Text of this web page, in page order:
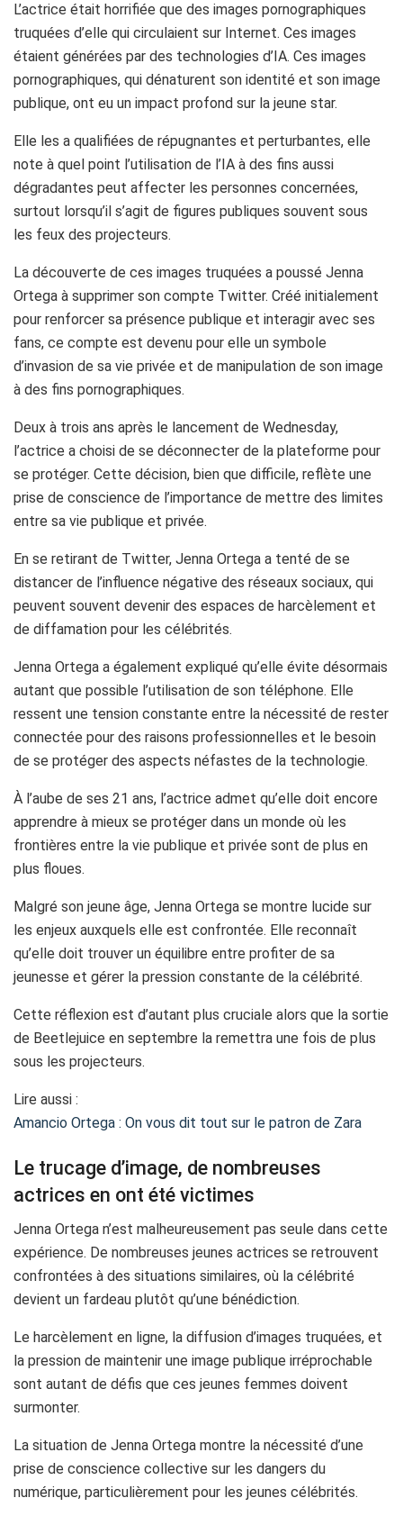
L’actrice était horrifiée que des images pornographiques
truquées d’elle qui circulaient sur Internet. Ces images
étaient générées par des technologies d’IA. Ces images
pornographiques, qui dénaturent son identité et son image
publique, ont eu un impact profond sur la jeune star.
Elle les a qualifiées de répugnantes et perturbantes, elle
note à quel point l’utilisation de l’IA à des fins aussi
dégradantes peut affecter les personnes concernées,
surtout lorsqu’il s’agit de figures publiques souvent sous
les feux des projecteurs.
La découverte de ces images truquées a poussé Jenna
Ortega à supprimer son compte Twitter. Créé initialement
pour renforcer sa présence publique et interagir avec ses
fans, ce compte est devenu pour elle un symbole
d’invasion de sa vie privée et de manipulation de son image
à des fins pornographiques.
Deux à trois ans après le lancement de Wednesday,
l’actrice a choisi de se déconnecter de la plateforme pour
se protéger. Cette décision, bien que difficile, reflète une
prise de conscience de l’importance de mettre des limites
entre sa vie publique et privée.
En se retirant de Twitter, Jenna Ortega a tenté de se
distancer de l’influence négative des réseaux sociaux, qui
peuvent souvent devenir des espaces de harcèlement et
de diffamation pour les célébrités.
Jenna Ortega a également expliqué qu’elle évite désormais
autant que possible l’utilisation de son téléphone. Elle
ressent une tension constante entre la nécessité de rester
connectée pour des raisons professionnelles et le besoin
de se protéger des aspects néfastes de la technologie.
À l’aube de ses 21 ans, l’actrice admet qu’elle doit encore
apprendre à mieux se protéger dans un monde où les
frontières entre la vie publique et privée sont de plus en
plus floues.
Malgré son jeune âge, Jenna Ortega se montre lucide sur
les enjeux auxquels elle est confrontée. Elle reconnaît
qu’elle doit trouver un équilibre entre profiter de sa
jeunesse et gérer la pression constante de la célébrité.
Cette réflexion est d’autant plus cruciale alors que la sortie
de Beetlejuice en septembre la remettra une fois de plus
sous les projecteurs.
Lire aussi :
Amancio Ortega : On vous dit tout sur le patron de Zara
Le trucage d’image, de nombreuses
actrices en ont été victimes
Jenna Ortega n’est malheureusement pas seule dans cette
expérience. De nombreuses jeunes actrices se retrouvent
confrontées à des situations similaires, où la célébrité
devient un fardeau plutôt qu’une bénédiction.
Le harcèlement en ligne, la diffusion d’images truquées, et
la pression de maintenir une image publique irréprochable
sont autant de défis que ces jeunes femmes doivent
surmonter.
La situation de Jenna Ortega montre la nécessité d’une
prise de conscience collective sur les dangers du
numérique, particulièrement pour les jeunes célébrités.